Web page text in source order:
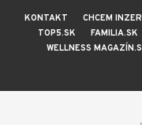
KONTAKT CHCEM
TOP5.SK
FAMILIA.SK
WELLNESS